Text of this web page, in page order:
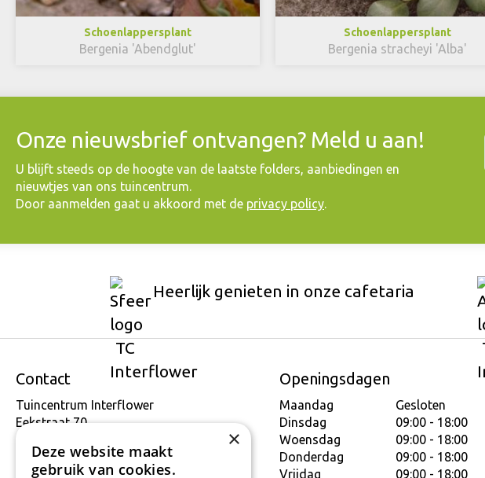
Schoenlappersplant
Bergenia 'Abendglut'
Schoenlappersplant
Bergenia stracheyi 'Alba'
Onze nieuwsbrief ontvangen? Meld u aan!
​U blijft steeds op de hoogte van de laatste folders, aanbiedingen en
nieuwtjes van ons tuincentrum.
Door aanmelden gaat u akkoord met de privacy policy.
Heerlijk genieten in onze cafetaria
Contact
Tuincentrum Interflower
Eekstraat 70
+32 934 806 03
info@interflower.be
Openingsdagen
Maandag
Gesloten
Dinsdag
09:00 - 18:00
Woensdag
09:00 - 18:00
Donderdag
09:00 - 18:00
Vrijdag
09:00 - 18:00
×
Deze website maakt
gebruik van cookies.